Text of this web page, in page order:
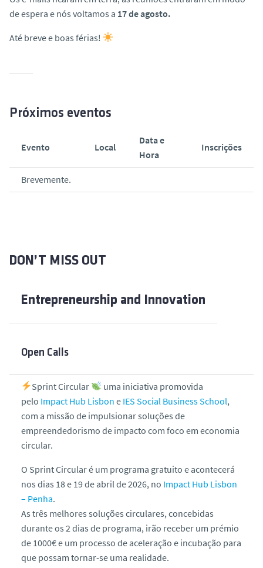
de espera e nós voltamos a 17 de agosto.
Até breve e boas férias!
Próximos eventos
Evento Local
Data e
Hora
Inscrições
Brevemente.
DON’T MISS OUT
Entrepreneurship and Innovation
Open Calls
Sprint Circular
uma iniciativa promovida
pelo Impact Hub Lisbon e IES Social Business School,
com a missão de impulsionar soluções de
empreendedorismo de impacto com foco em economia
circular.
O Sprint Circular é um programa gratuito e acontecerá
nos dias 18 e 19 de abril de 2026, no Impact Hub Lisbon
– Penha.
As três melhores soluções circulares, concebidas
durante os 2 dias de programa, irão receber um prémio
de 1000€ e um processo de aceleração e incubação para
que possam tornar-se uma realidade.